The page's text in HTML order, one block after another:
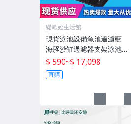
緹歐婭生活館
現貨泳池設備魚池過濾藍
海豚沙缸過濾器支架泳池
泳池砂缸水泵機組
$ 590~$ 17,098
直購